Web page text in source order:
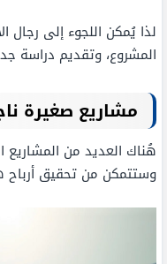
لذا يُمكن اللجوء إلى
المشروع، وتقديم دراسة
مشاريع صغيرة
هُناك العديد من المشاريع
وستتمكن من تحقيق أرباح